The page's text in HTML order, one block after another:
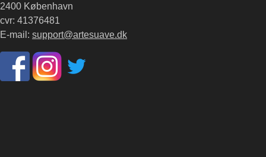
2400 København
cvr: 41376481
E-mail: support@artesuave.dk